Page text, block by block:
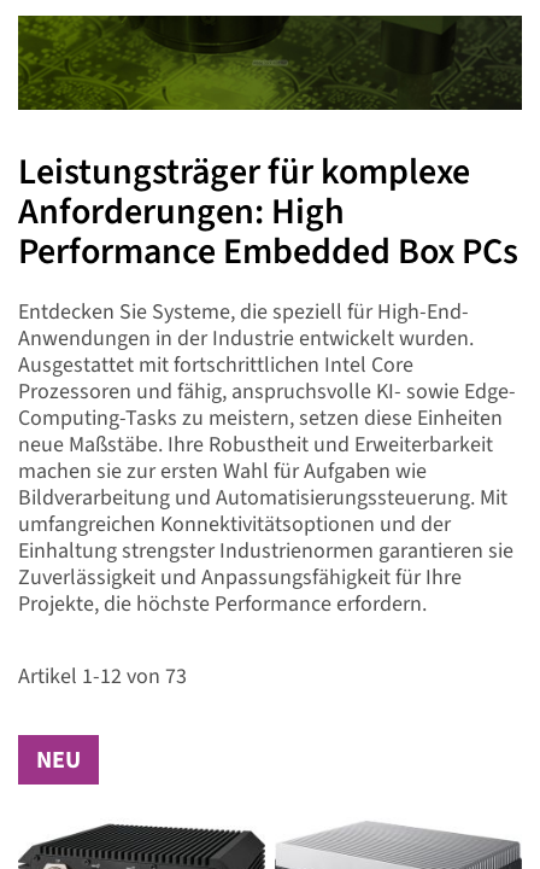
Leistungsträger für komplexe
Anforderungen: High
Performance Embedded Box PCs
Entdecken Sie Systeme, die speziell für High-End-
Anwendungen in der Industrie entwickelt wurden.
Ausgestattet mit fortschrittlichen Intel Core
Prozessoren und fähig, anspruchsvolle KI- sowie Edge-
Computing-Tasks zu meistern, setzen diese Einheiten
neue Maßstäbe. Ihre Robustheit und Erweiterbarkeit
machen sie zur ersten Wahl für Aufgaben wie
Bildverarbeitung und Automatisierungssteuerung. Mit
umfangreichen Konnektivitätsoptionen und der
Einhaltung strengster Industrienormen garantieren sie
Zuverlässigkeit und Anpassungsfähigkeit für Ihre
Projekte, die höchste Performance erfordern.
Artikel 1-12 von 73
NEU